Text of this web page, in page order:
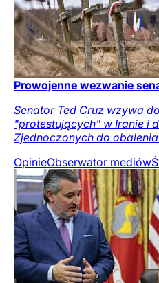
Prowojenne wezwanie
Senator Ted Cruz wzywa
"protestujących" w Iranie i
Zjednoczonych do
OpinieObserwator mediów